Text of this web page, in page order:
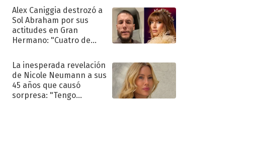
sentimental
Alex Caniggia destrozó a
Sol Abraham por sus
actitudes en Gran
Hermano: "Cuatro de
La inesperada revelación
de Nicole Neumann a sus
45 años que causó
sorpresa: "Tengo